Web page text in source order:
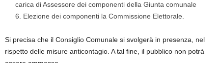
carica di Assessore dei componenti della Giunta comunale
Elezione dei componenti la Commissione Elettorale.
Si precisa che il Consiglio Comunale si svolgerà in presenza, nel
rispetto delle misure anticontagio. A tal fine, il pubblico non potrà